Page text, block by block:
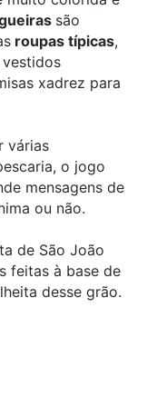
são
roupas típicas,
xadrez para
várias
o jogo
mensagens de
ou não.
de São João
feitas à base de
desse grão.